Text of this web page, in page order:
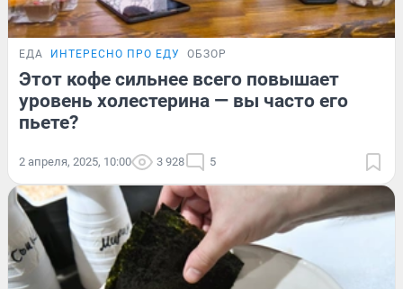
ЕДА ИНТЕРЕСНО ПРО ЕДУ ОБЗОР
Этот кофе сильнее всего повышает
уровень холестерина — вы часто его
пьете?
2 апреля, 2025, 10:00 3 928 5